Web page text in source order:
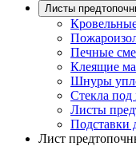
Листы
Печные
Клеящие
Шнуры
Стекла под
Листы
Подставки
Лист